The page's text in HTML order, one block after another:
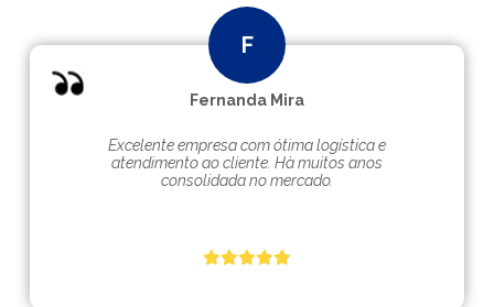
Fernanda Mira
Excelente empresa com ótima logística e
atendimento ao cliente. Hà muitos anos
consolidada no mercado.